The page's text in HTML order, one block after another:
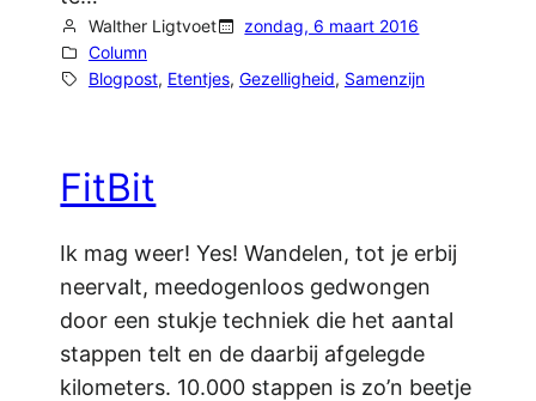
Walther Ligtvoet
zondag, 6 maart 2016
Column
Blogpost, Etentjes, Gezelligheid, Samenzijn
FitBit
Ik mag weer! Yes! Wandelen, tot je erbij
neervalt, meedogenloos gedwongen
door een stukje techniek die het aantal
stappen telt en de daarbij afgelegde
kilometers. 10.000 stappen is zo’n beetje